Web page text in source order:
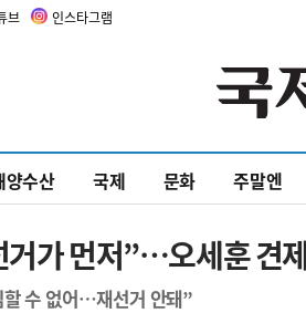
브 인스타그램
양수산 국제 문화 주말엔
가 먼저”…오세훈 견
수 없어…재선거 안돼”